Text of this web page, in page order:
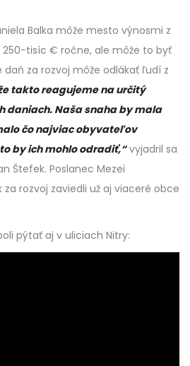
Balka môže mesto výnosmi z
250-tisíc € ročne, ale môže to byť
daň za rozvoj môže odlákať ľudí z
takto reagujeme na určitý
daniach. Naša snaha by mala
čo najviac obyvateľov
by ich mohlo odradiť,“vyjadril sa
Štefek. Poslanec Mezei
rozvoj zaviedli už aj viaceré obce
pýtať aj v uliciach Nitry: